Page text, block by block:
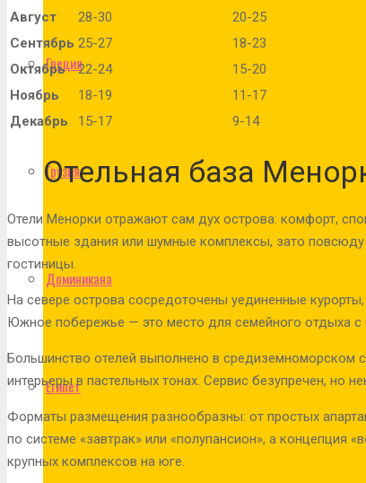
Греция
Грузия
Доминикана
Египет
Август
28-30 20-25
Сентябрь 25-27 18-23
Октябрь
22-24 15-20
Ноябрь
18-19 11-17
Декабрь
15-17 9-14
Отельная база
Отели Менорки отражают сам дух острова: комфорт,
высотные здания или шумные комплексы, зато
гостиницы.
На севере острова сосредоточены уединенные
Южное побережье — это место для семейного отдыха с
Большинство отелей выполнено в средиземноморском
интерьеры в пастельных тонах. Сервис безупречен, но
Форматы размещения разнообразны: от простых
по системе «завтрак» или «полупансион», а концепция
крупных комплексов на юге.